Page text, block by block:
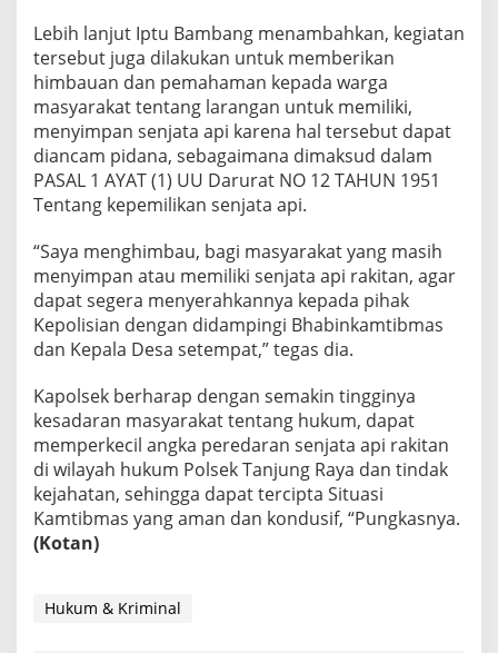
Lebih lanjut Iptu Bambang menambahkan, kegiatan
tersebut juga dilakukan untuk memberikan
himbauan dan pemahaman kepada warga
masyarakat tentang larangan untuk memiliki,
menyimpan senjata api karena hal tersebut dapat
diancam pidana, sebagaimana dimaksud dalam
PASAL 1 AYAT (1) UU Darurat NO 12 TAHUN 1951
Tentang kepemilikan senjata api.
“Saya menghimbau, bagi masyarakat yang masih
menyimpan atau memiliki senjata api rakitan, agar
dapat segera menyerahkannya kepada pihak
Kepolisian dengan didampingi Bhabinkamtibmas
dan Kepala Desa setempat,” tegas dia.
Kapolsek berharap dengan semakin tingginya
kesadaran masyarakat tentang hukum, dapat
memperkecil angka peredaran senjata api rakitan
di wilayah hukum Polsek Tanjung Raya dan tindak
kejahatan, sehingga dapat tercipta Situasi
Kamtibmas yang aman dan kondusif, “Pungkasnya.
(Kotan)
Hukum & Kriminal